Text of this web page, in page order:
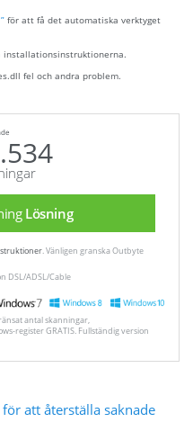
för att få det automatiska verktyget
installationsinstruktionerna.
fel och andra problem.
Lösning
. Vänligen granska Outbyte
DSL/ADSL/Cable
antal skanningar,
register GRATIS. Fullständig version
att återställa saknade